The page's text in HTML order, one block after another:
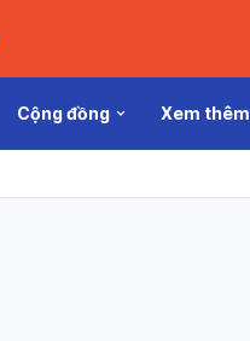
Cộng đồng Xem thêm